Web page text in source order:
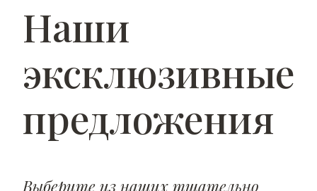
Наши
эксклюзивные
предложения
Выберите из наших тщательно